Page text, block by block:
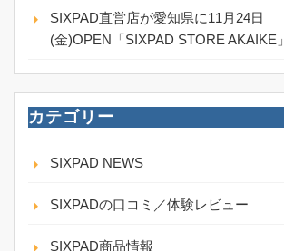
SIXPAD直営店が愛知県に11月24日
(金)OPEN「SIXPAD STORE AKAIKE」
カテゴリー
SIXPAD NEWS
SIXPADの口コミ／体験レビュー
SIXPAD商品情報